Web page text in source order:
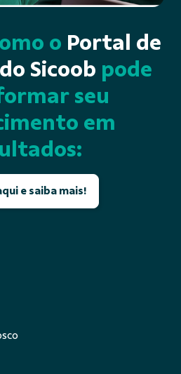
o Portal de
Sicoob pode
seu
em
e saiba mais!